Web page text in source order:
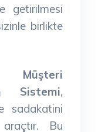
getirilmesi
birlikte
Müşteri
Sistemi,
sadakatini
Bu